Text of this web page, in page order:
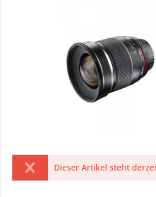
Dieser Artikel steht